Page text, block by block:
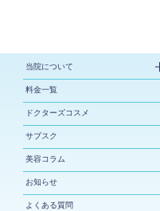
当院について
料金一覧
ドクターズコスメ
サブスク
美容コラム
お知らせ
よくある質問